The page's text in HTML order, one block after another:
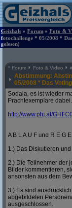
Geizhals » Forum » Foto &
fotochallenge * 05/2008 *
gelesen)
^ Forum Foto & Video
Abstimmung:
05/2008 * Das Voting
Sodala, es ist wieder
Prachtexemplare dabei.
http://www.phj.at/
A B L A U F und R E G
1.) Das Diskutieren
2.) Die Teilnehmer der
Bilder kommentieren,
ansonsten aus dem
3.) Es sind
abgebildeten
ausgeschlossen.